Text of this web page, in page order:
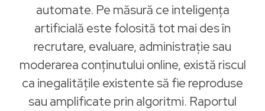
automate. Pe măsură ce inteligența
artificială este folosită tot mai des în
recrutare, evaluare, administrație sau
moderarea conținutului online, există riscul
ca inegalitățile existente să fie reproduse
sau amplificate prin algoritmi. Raportul